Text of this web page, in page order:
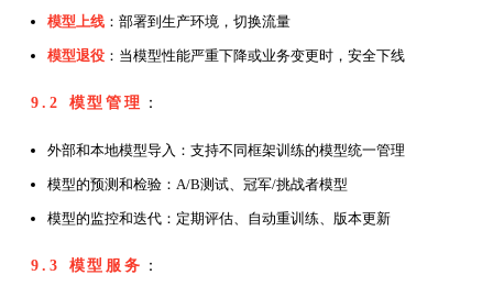
模型上线 ：部署到生产环境，切换流量
模型退役 ：当模型性能严重下降或业务变更时，安全下线
9.2 模型管理 ：
外部和本地模型导入：支持不同框架训练的模型统一管理
模型的预测和检验：A/B测试、冠军/挑战者模型
模型的监控和迭代：定期评估、自动重训练、版本更新
9.3 模型服务 ：